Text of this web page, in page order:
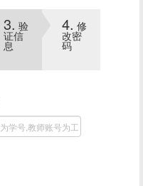
3. 验
证信
息
4. 修
改密
码